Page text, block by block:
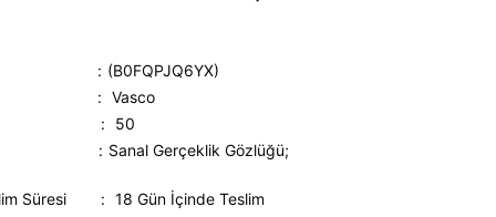
(B0FQPJQ6YX)
: Vasco
:
50
Sanal Gerçeklik Gözlüğü;
Süresi : 18 Gün İçinde Teslim